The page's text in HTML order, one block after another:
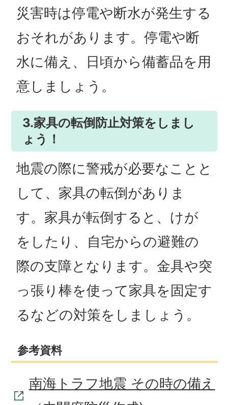
災害時は停電や断水が発生する
おそれがあります。停電や断
水に備え、日頃から備蓄品を用
意しましょう。
3.家具の転倒防止対策をしまし
ょう！
地震の際に警戒が必要なことと
して、家具の転倒がありま
す。家具が転倒すると、けが
をしたり、自宅からの避難の
際の支障となります。金具や突
っ張り棒を使って家具を固定す
るなどの対策をしましょう。
参考資料
南海トラフ地震 その時の備え